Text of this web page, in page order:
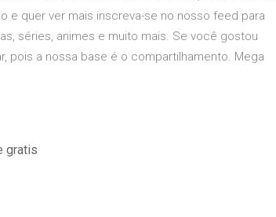
e quer ver mais inscreva-se no nosso feed para
séries, animes e muito mais. Se você gostou
pois a nossa base é o compartilhamento. Mega
gratis